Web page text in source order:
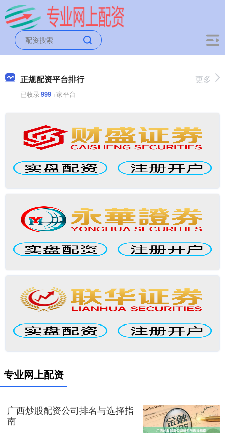
正规配资平台排行
已收录999+家平台
更多
专业网上配资
广西炒股配资公司排名与选择指
南